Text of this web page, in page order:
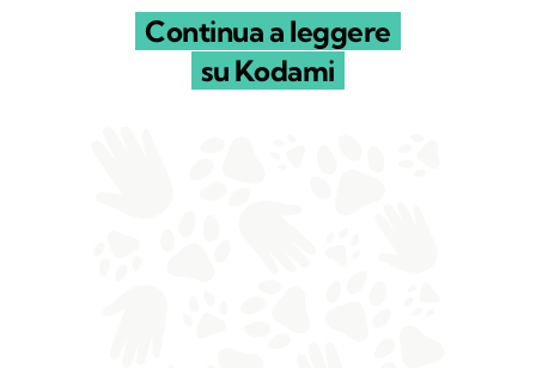
Continua a leggere
su Kodami